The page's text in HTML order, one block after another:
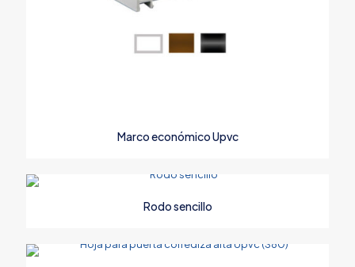
Guarda mi nombre, correo electrónico y web en este
Marco económico Upvc
Rodo sencillo